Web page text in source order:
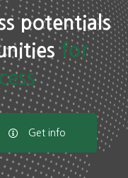
potentials
for
Get info